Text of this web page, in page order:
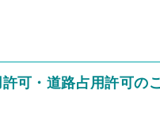
可・道路占用許可の